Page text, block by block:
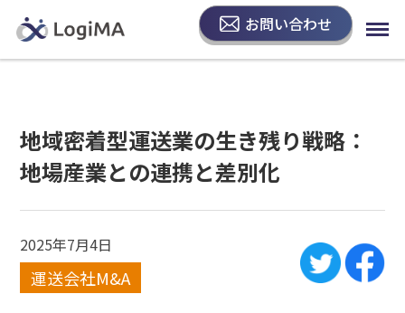
お問い合わせ
地域密着型運送業の生き残り戦略：
地場産業との連携と差別化
2025年7月4日
運送会社M&A